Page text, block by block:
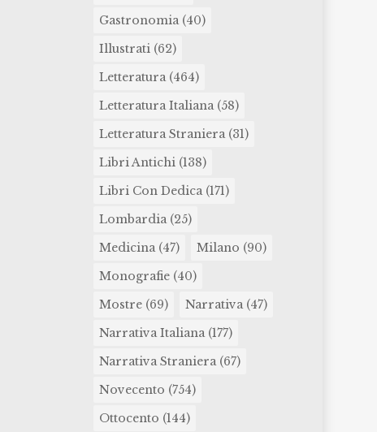
Gastronomia(40)
Illustrati(62)
Letteratura(464)
Letteratura Italiana(58)
Letteratura Straniera(31)
Libri Antichi(138)
Libri Con Dedica(171)
Lombardia(25)
Medicina(47) Milano (90)
Monografie(40)
Mostre(69) Narrativa(47)
Narrativa Italiana(177)
Narrativa Straniera(67)
Novecento (754)
Ottocento (144)